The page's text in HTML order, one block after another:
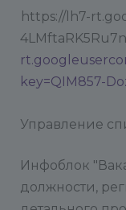
https://lh7-
key=QIM857-
Управление
Инфоблок
должности,